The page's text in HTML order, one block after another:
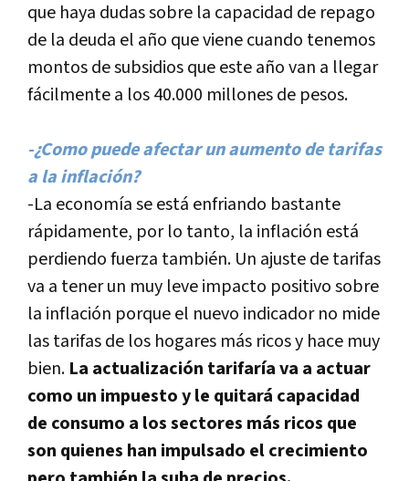
que haya dudas sobre la capacidad de repago
de la deuda el año que viene cuando tenemos
montos de subsidios que este año van a llegar
fácilmente a los 40.000 millones de pesos.
-¿Como puede afectar un aumento de tarifas
a la inflación?
-La economí­a se está enfriando bastante
rápidamente, por lo tanto, la inflación está
perdiendo fuerza también. Un ajuste de tarifas
va a tener un muy leve impacto positivo sobre
la inflación porque el nuevo indicador no mide
las tarifas de los hogares más ricos y hace muy
bien. La actualización tarifarí­a va a actuar
como un impuesto y le quitará capacidad
de consumo a los sectores más ricos que
son quienes han impulsado el crecimiento